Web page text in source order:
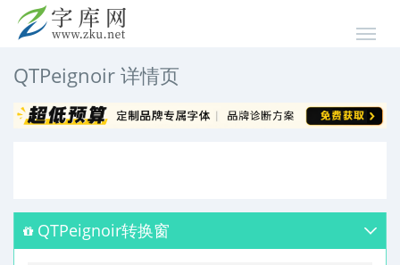
QTPeignoir 详情页
QTPeignoir转换窗